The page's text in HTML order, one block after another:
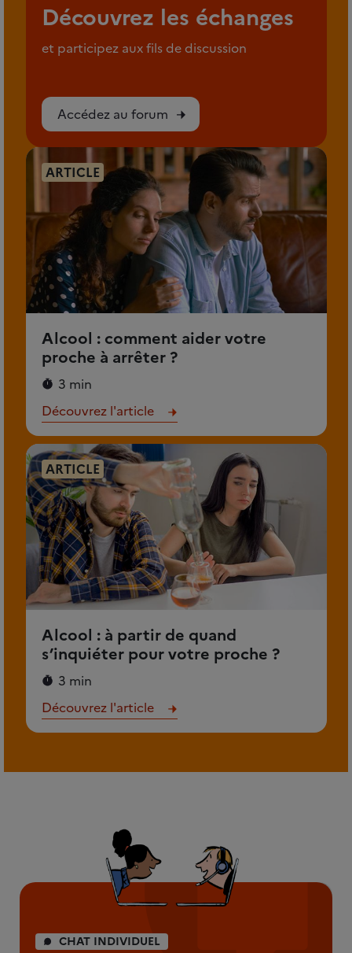
Découvrez les échanges
et participez aux fils de discussion
Accédez au forum
ARTICLE
Alcool : comment aider votre
proche à arrêter ?
3 min
Découvrez l'article
ARTICLE
Alcool : à partir de quand
s’inquiéter pour votre proche ?
3 min
Découvrez l'article
CHAT INDIVIDUEL